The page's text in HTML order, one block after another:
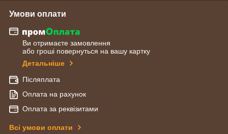
Умови оплати
Ви отримаєте замовлення
або гроші повернуться на вашу картку
Детальніше
Післяплата
Оплата на рахунок
Оплата за реквізитами
Всі умови оплати